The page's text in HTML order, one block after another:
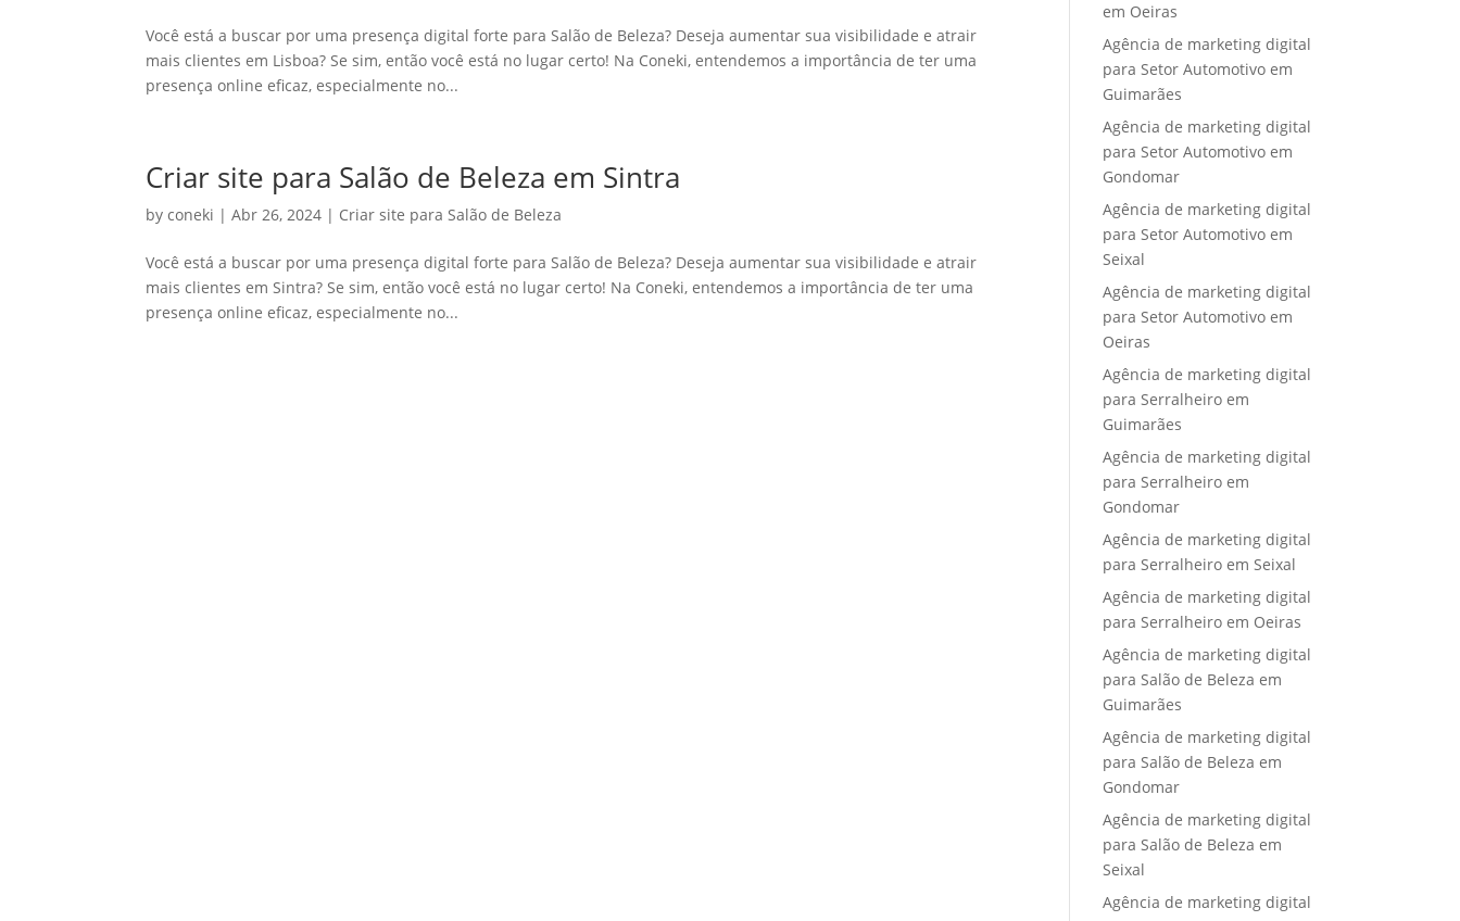
Você está a buscar por uma presença digital forte para Salão de Beleza? Deseja aumentar sua visibilidade e atrair
mais clientes em Lisboa? Se sim, então você está no lugar certo! Na Coneki, entendemos a importância de ter uma
presença online eficaz, especialmente no...
Criar site para Salão de Beleza em Sintra
byconeki |Abr 26, 2024 | Criar site para Salão de Beleza
Você está a buscar por uma presença digital forte para Salão de Beleza? Deseja aumentar sua visibilidade e atrair
mais clientes em Sintra? Se sim, então você está no lugar certo! Na Coneki, entendemos a importância de ter uma
presença online eficaz, especialmente no...
em Oeiras
Agência de marketing digital
para Setor Automotivo em
Guimarães
Agência de marketing digital
para Setor Automotivo em
Gondomar
Agência de marketing digital
para Setor Automotivo em
Seixal
Agência de marketing digital
para Setor Automotivo em
Oeiras
Agência de marketing digital
para Serralheiro em
Guimarães
Agência de marketing digital
para Serralheiro em
Gondomar
Agência de marketing digital
para Serralheiro em Seixal
Agência de marketing digital
para Serralheiro em Oeiras
Agência de marketing digital
para Salão de Beleza em
Guimarães
Agência de marketing digital
para Salão de Beleza em
Gondomar
Agência de marketing digital
para Salão de Beleza em
Seixal
Agência de marketing digital